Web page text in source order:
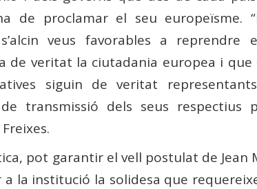
de proclamar el seu europeïsme.
veus favorables a reprendre
de veritat la ciutadania europea i
siguin de veritat
transmissió dels seus respectius
pot garantir el vell postulat de Jean
la institució la solidesa que